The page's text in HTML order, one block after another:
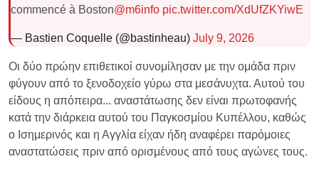
commencé à Boston@m6info pic.twitter.com/XdUfZKYiwE
— Bastien Coquelle (@bastinheau) July 9, 2026
Οι δύο πρώην επιθετικοί συνομίλησαν με την ομάδα πριν
φύγουν από το ξενοδοχείο γύρω στα μεσάνυχτα. Αυτού του
είδους η απόπειρα... αναστάτωσης δεν είναι πρωτοφανής
κατά την διάρκεια αυτού του Παγκοσμίου Κυπέλλου, καθώς
ο Ισημερινός και η Αγγλία είχαν ήδη αναφέρει παρόμοιες
αναστατώσεις πριν από ορισμένους από τους αγώνες τους.